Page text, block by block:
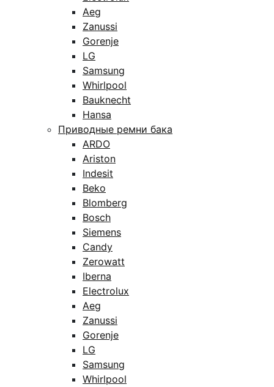
Aeg
Zanussi
Gorenje
LG
Samsung
Whirlpool
Bauknecht
Hansa
Приводные ремни бака
ARDO
Ariston
Indesit
Beko
Blomberg
Bosch
Siemens
Candy
Zerowatt
Iberna
Electrolux
Aeg
Zanussi
Gorenje
LG
Samsung
Whirlpool